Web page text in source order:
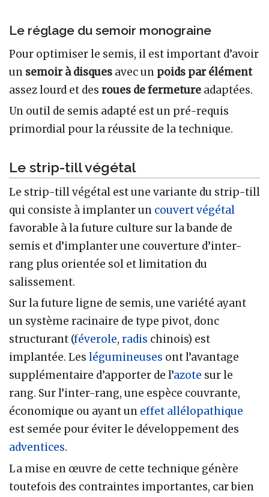
Le réglage du semoir monograine
Pour optimiser le semis, il est important d’avoir
un semoir à disques avec un poids par élément
assez lourd et des roues de fermeture adaptées.
Un outil de semis adapté est un pré-requis
primordial pour la réussite de la technique.
Le strip-till végétal
Le strip-till végétal est une variante du strip-till
qui consiste à implanter un couvert végétal
favorable à la future culture sur la bande de
semis et d’implanter une couverture d’inter-
rang plus orientée sol et limitation du
salissement.
Sur la future ligne de semis, une variété ayant
un système racinaire de type pivot, donc
structurant (féverole, radis chinois) est
implantée. Les légumineuses ont l’avantage
supplémentaire d’apporter de l’azote sur le
rang. Sur l’inter-rang, une espèce couvrante,
économique ou ayant un effet allélopathique
est semée pour éviter le développement des
adventices.
La mise en œuvre de cette technique génère
toutefois des contraintes importantes, car bien